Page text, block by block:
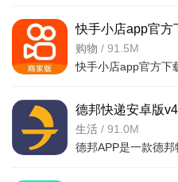
快手小店app官方
v7.2.40.481安卓最
购物 / 91.5M
德邦快递安卓版
生活 / 91.0M